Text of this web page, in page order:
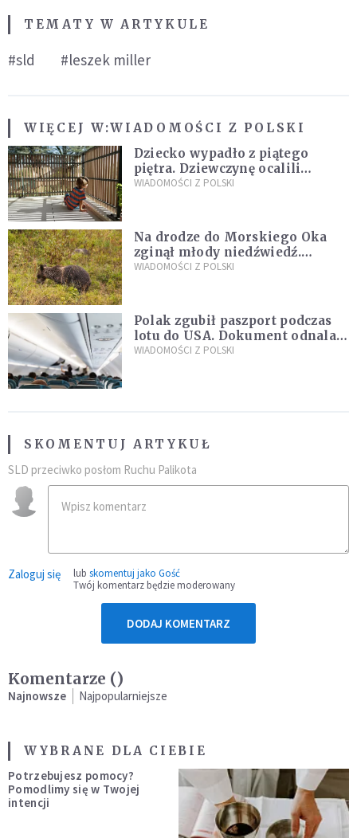
TEMATY W ARTYKULE
#sld #leszek miller
WIĘCEJ W:WIADOMOŚCI Z POLSKI
Dziecko wypadło z piątego
piętra. Dziewczynę ocalili
sąsiedzi
WIADOMOŚCI Z POLSKI
Na drodze do Morskiego Oka
zginął młody niedźwiedź.
Sprawę bada Policja i TPN
WIADOMOŚCI Z POLSKI
Polak zgubił paszport podczas
lotu do USA. Dokument odnalazł
się w nietypowym miejscu
WIADOMOŚCI Z POLSKI
SKOMENTUJ ARTYKUŁ
SLD przeciwko posłom Ruchu Palikota
Zaloguj się lub skomentuj jako Gość
Twój komentarz będzie moderowany
DODAJ KOMENTARZ
Komentarze ()
Najnowsze Najpopularniejsze
WYBRANE DLA CIEBIE
Potrzebujesz pomocy?
Pomodlimy się w Twojej
intencji